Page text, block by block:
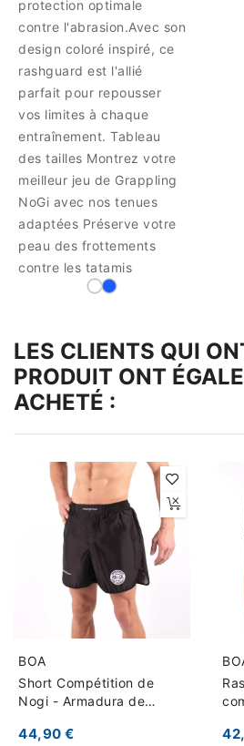
protection optimale
contre l'abrasion.Avec son
design coloré inspiré, ce
rashguard est l'allié
parfait pour repousser
vos limites à chaque
entraînement. Tableau
des tailles Montrez votre
meilleur jeu de Grappling
NoGi avec nos tenues
adaptées Préserve votre
peau des frottements
contre les tatamis
LES CLIENTS QUI
PRODUIT ONT
ACHETÉ :
BOA
Short Compétition de
Nogi - Armadura de
44,90 €